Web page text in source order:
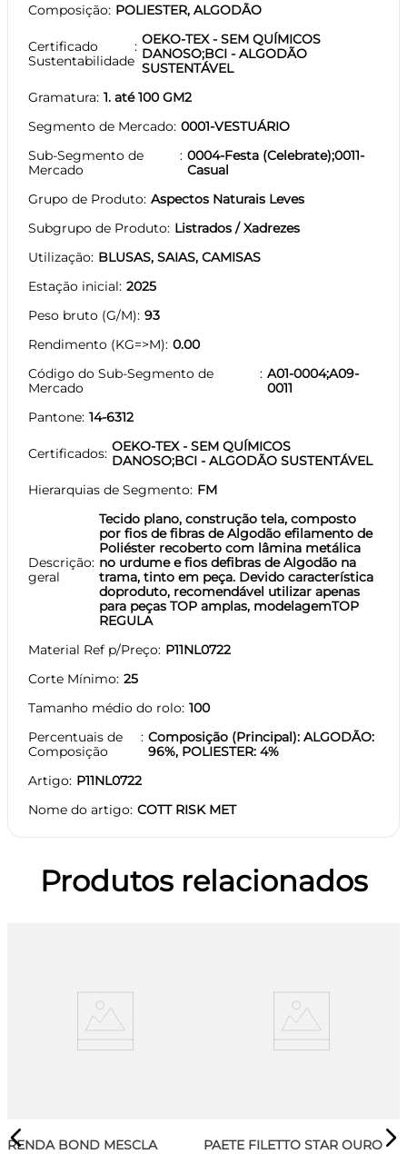
Composição POLIESTER, ALGODÃO
Certificado
Sustentabilidade
OEKO-TEX - SEM QUÍMICOS
DANOSO;BCI - ALGODÃO
SUSTENTÁVEL
Gramatura 1. até 100 GM2
Segmento de Mercado 0001-VESTUÁRIO
Sub-Segmento de
Mercado
0004-Festa (Celebrate);0011-
Casual
Grupo de Produto Aspectos Naturais Leves
Subgrupo de Produto Listrados / Xadrezes
Utilização BLUSAS, SAIAS, CAMISAS
Estação inicial 2025
Peso bruto (G/M) 93
Rendimento (KG=>M) 0.00
Código do Sub-Segmento de
Mercado
A01-0004;A09-
0011
Pantone 14-6312
Certificados OEKO-TEX - SEM QUÍMICOS
DANOSO;BCI - ALGODÃO SUSTENTÁVEL
Hierarquias de Segmento FM
Descrição
geral
Tecido plano, construção tela, composto
por fios de fibras de Algodão efilamento de
Poliéster recoberto com lâmina metálica
no urdume e fios defibras de Algodão na
trama, tinto em peça. Devido característica
doproduto, recomendável utilizar apenas
para peças TOP amplas, modelagemTOP
REGULA
Material Ref p/Preço P11NL0722
Corte Mínimo 25
Tamanho médio do rolo 100
Percentuais de
Composição
Composição (Principal): ALGODÃO:
96%, POLIESTER: 4%
Artigo P11NL0722
Nome do artigo COTT RISK MET
Produtos relacionados
RENDA BOND MESCLA
PAETE FILETTO STAR OURO